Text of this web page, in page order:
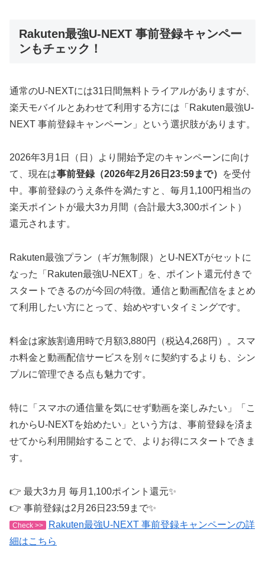
Rakuten最強U-NEXT 事前登録キャンペー
ンもチェック！
通常のU-NEXTには31日間無料トライアルがありますが、
楽天モバイルとあわせて利用する方には「Rakuten最強U-
NEXT 事前登録キャンペーン」という選択肢があります。
2026年3月1日（日）より開始予定のキャンペーンに向け
て、現在は事前登録（2026年2月26日23:59まで）
を受付
中。事前登録のうえ条件を満たすと、毎月1,100円相当の
楽天ポイントが最大3カ月間（合計最大3,300ポイント）
還元されます。
Rakuten最強プラン（ギガ無制限）とU-NEXTがセットに
なった「Rakuten最強U-NEXT」を、ポイント還元付きで
スタートできるのが今回の特徴。通信と動画配信をまとめ
て利用したい方にとって、始めやすいタイミングです。
料金は家族割適用時で月額3,880円（税込4,268円）。スマ
ホ料金と動画配信サービスを別々に契約するよりも、シン
プルに管理できる点も魅力です。
特に「スマホの通信量を気にせず動画を楽しみたい」「こ
れからU-NEXTを始めたい」という方は、事前登録を済ま
せてから利用開始することで、よりお得にスタートできま
す。
👉 最大3カ月 毎月1,100ポイント還元✨
👉 事前登録は2月26日23:59まで✨
Check >>
Rakuten最強U-NEXT 事前登録キャンペーンの詳
細はこちら